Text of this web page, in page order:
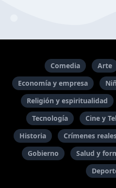
Comedia Arte
Economía y empresa
Religión y espiritualidad
Tecnología
Cine y
Historia
Crímenes
Gobierno
Salud y